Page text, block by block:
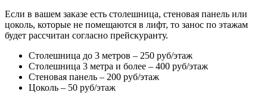
Если в вашем заказе есть столешница, стеновая панель или
цоколь, которые не помещаются в лифт, то занос по этажам
будет рассчитан согласно прейскуранту.
Столешница до 3 метров – 250 руб/этаж
Столешница 3 метра и более – 400 руб/этаж
Стеновая панель – 200 руб/этаж
Цоколь – 50 руб/этаж